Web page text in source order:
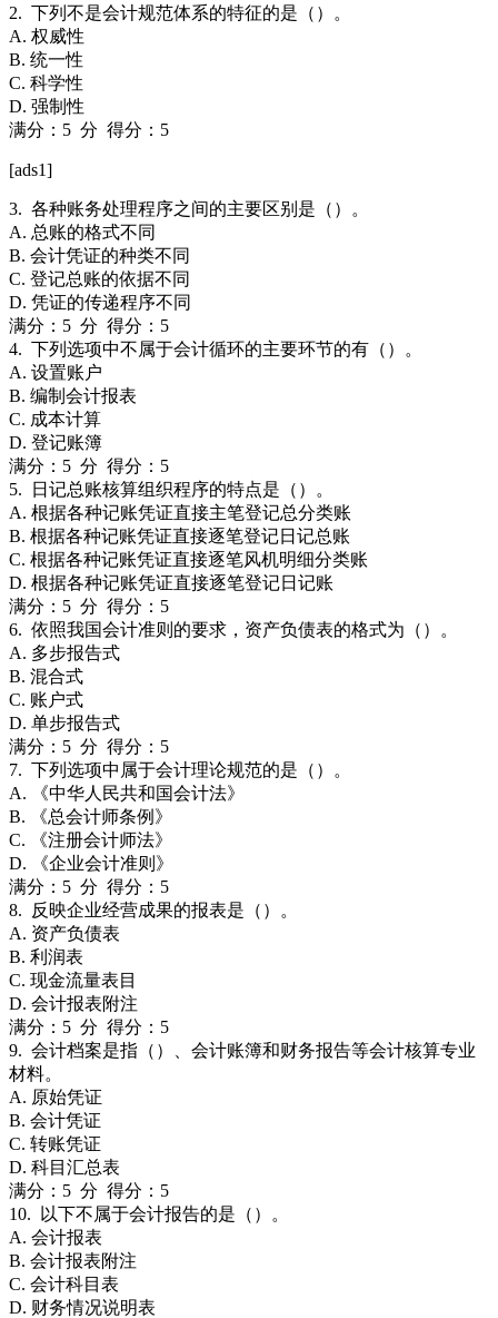
2. 下列不是会计规范体系的特征的是（）。
A. 权威性
B. 统一性
C. 科学性
D. 强制性
满分：5 分 得分：5
[ads1]
3. 各种账务处理程序之间的主要区别是（）。
A. 总账的格式不同
B. 会计凭证的种类不同
C. 登记总账的依据不同
D. 凭证的传递程序不同
满分：5 分 得分：5
4. 下列选项中不属于会计循环的主要环节的有（）。
A. 设置账户
B. 编制会计报表
C. 成本计算
D. 登记账簿
满分：5 分 得分：5
5. 日记总账核算组织程序的特点是（）。
A. 根据各种记账凭证直接主笔登记总分类账
B. 根据各种记账凭证直接逐笔登记日记总账
C. 根据各种记账凭证直接逐笔风机明细分类账
D. 根据各种记账凭证直接逐笔登记日记账
满分：5 分 得分：5
6. 依照我国会计准则的要求，资产负债表的格式为（）。
A. 多步报告式
B. 混合式
C. 账户式
D. 单步报告式
满分：5 分 得分：5
7. 下列选项中属于会计理论规范的是（）。
A. 《中华人民共和国会计法》
B. 《总会计师条例》
C. 《注册会计师法》
D. 《企业会计准则》
满分：5 分 得分：5
8. 反映企业经营成果的报表是（）。
A. 资产负债表
B. 利润表
C. 现金流量表目
D. 会计报表附注
满分：5 分 得分：5
9. 会计档案是指（）、会计账簿和财务报告等会计核算专业
材料。
A. 原始凭证
B. 会计凭证
C. 转账凭证
D. 科目汇总表
满分：5 分 得分：5
10. 以下不属于会计报告的是（）。
A. 会计报表
B. 会计报表附注
C. 会计科目表
D. 财务情况说明表